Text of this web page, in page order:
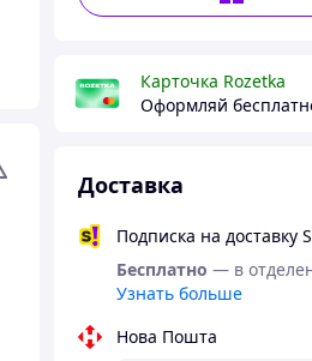
Карточка Rozetka
Оформляй
Доставка
Подписка на доставку
Бесплатно — в
Узнать больше
Нова Пошта